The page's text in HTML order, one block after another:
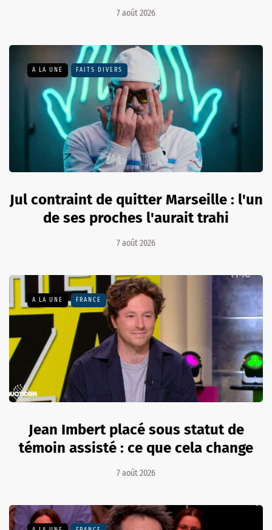
7 août 2026
A LA UNE FAITS DIVERS
Jul contraint de quitter Marseille : l'un
de ses proches l'aurait trahi
7 août 2026
A LA UNE FRANCE
Jean Imbert placé sous statut de
témoin assisté : ce que cela change
7 août 2026